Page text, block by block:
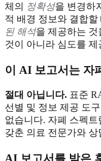
체의 정확성을 변경하
적 배경 정보와 결합
된 해석을 제공하는 것
것이 아니라 심도를 제
이 AI 보고서는 자
절대 아닙니다. 표준
선별 및 정보 제공 도
없습니다. 자폐 스펙
갖춘 의료 전문가와 상
AI 보고서를 받은